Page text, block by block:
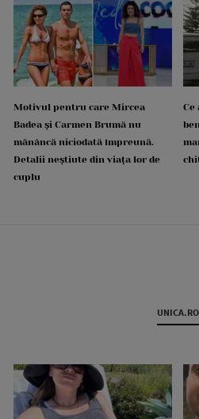
Motivul pentru care Mircea
Badea și Carmen Brumă nu
mănâncă niciodată împreună.
Detalii neștiute din viața lor de
cuplu
Ce
UNICA.RO